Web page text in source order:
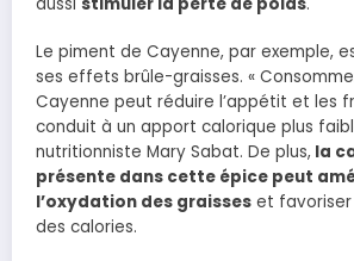
Le piment de Cayenne, par exemple,
ses effets brûle-graisses. «
Cayenne peut réduire l’appétit et les
conduit à un apport calorique plus
nutritionniste Mary Sabat. De plus, la
présente dans cette épice peut
l’oxydation des graisses et
des calories.